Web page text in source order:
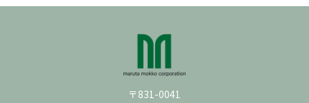
〒831-0041